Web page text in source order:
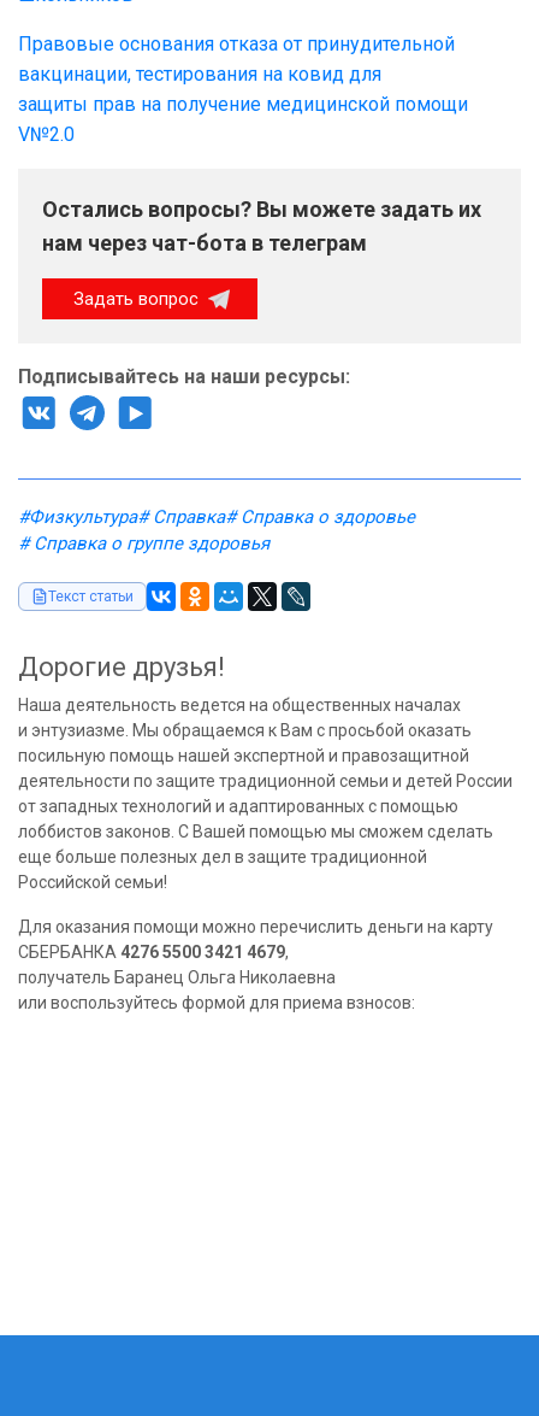
Правовые основания отказа от принудительной
вакцинации, тестирования на ковид для
защиты прав на получение медицинской помощи
V№2.0
Остались вопросы? Вы можете задать их
нам через чат-бота в телеграм
Задать вопрос
Подписывайтесь на наши ресурсы:
#Физкультура# Справка# Справка о здоровье
# Справка о группе здоровья
Текст статьи
Дорогие друзья!
Наша деятельность ведется на общественных началах
и энтузиазме. Мы обращаемся к Вам с просьбой оказать
посильную помощь нашей экспертной и правозащитной
деятельности по защите традиционной семьи и детей России
от западных технологий и адаптированных с помощью
лоббистов законов. С Вашей помощью мы сможем сделать
еще больше полезных дел в защите традиционной
Российской семьи!
Для оказания помощи можно перечислить деньги на карту
СБЕРБАНКА 4276 5500 3421 4679,
получатель Баранец Ольга Николаевна
или воспользуйтесь формой для приема взносов: